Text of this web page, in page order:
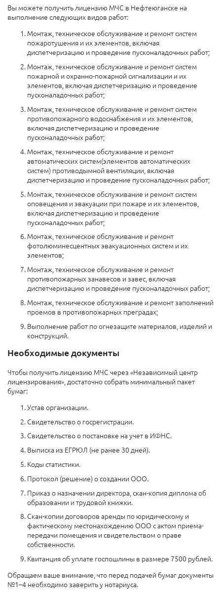
Вы можете получить лицензию МЧС в Нефтеюганске на
выполнение следующих видов работ:
Монтаж, техническое обслуживание и ремонт систем
пожаротушения и их элементов, включая
диспетчеризацию и проведение пусконаладочных работ;
Монтаж, техническое обслуживание и ремонт систем
пожарной и охранно-пожарной сигнализации и их
элементов, включая диспетчеризацию и проведение
пусконаладочных работ;
Монтаж, техническое обслуживание и ремонт систем
противопожарного водоснабжения и их элементов,
включая диспетчеризацию и проведение
пусконаладочных работ;
Монтаж, техническое обслуживание и ремонт
автоматических систем(элементов автоматических
систем) противодымной вентиляции, включая
диспетчеризацию и проведение пусконаладочных работ;
Монтаж, техническое обслуживание и ремонт систем
оповещения и эвакуации при пожаре и их элементов,
включая диспетчеризацию и проведение
пусконаладочных работ;
Монтаж, техническое обслуживание и ремонт
фотолюминесцентных эвакуационных систем и их
элементов;
Монтаж, техническое обслуживание и ремонт
противопожарных занавесов и завес, включая
диспетчеризацию и проведение пусконаладочных работ;
Монтаж, техническое обслуживание и ремонт заполнений
проемов в противопожарных преградах;
Выполнение работ по огнезащите материалов, изделий и
конструкций.
Необходимые документы
Чтобы получить лицензию МЧС через «Независимый центр
лицензирования», достаточно собрать минимальный пакет
бумаг:
Устав организации.
Свидетельство о госрегистрации.
Свидетельство о постановке на учет в ИФНС.
Выписка из ЕГРЮЛ (не ранее 30 дней).
Коды статистики.
Протокол (решение) о создании ООО.
Приказ о назначении директора, скан-копия диплома об
образовании и трудовой книжки.
Скан-копии договоров аренды по юридическому и
фактическому местонахождению ООО с актом приема-
передачи помещения и свидетельством о праве
собственности.
Квитанция об уплате госпошлины в размере 7500 рублей.
Обращаем ваше внимание, что перед подачей бумаг документы
№1–4 необходимо заверить у нотариуса.